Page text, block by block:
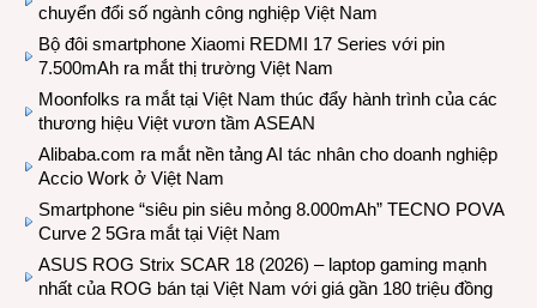
chuyển đổi số ngành công nghiệp Việt Nam
Bộ đôi smartphone Xiaomi REDMI 17 Series với pin
7.500mAh ra mắt thị trường Việt Nam
Moonfolks ra mắt tại Việt Nam thúc đẩy hành trình của các
thương hiệu Việt vươn tầm ASEAN
Alibaba.com ra mắt nền tảng AI tác nhân cho doanh nghiệp
Accio Work ở Việt Nam
Smartphone “siêu pin siêu mỏng 8.000mAh” TECNO POVA
Curve 2 5Gra mắt tại Việt Nam
ASUS ROG Strix SCAR 18 (2026) – laptop gaming mạnh
nhất của ROG bán tại Việt Nam với giá gần 180 triệu đồng